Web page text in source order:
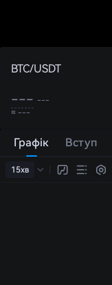
BTC/USDT
--- ---
≈ ---
Графік Вступ
15хв